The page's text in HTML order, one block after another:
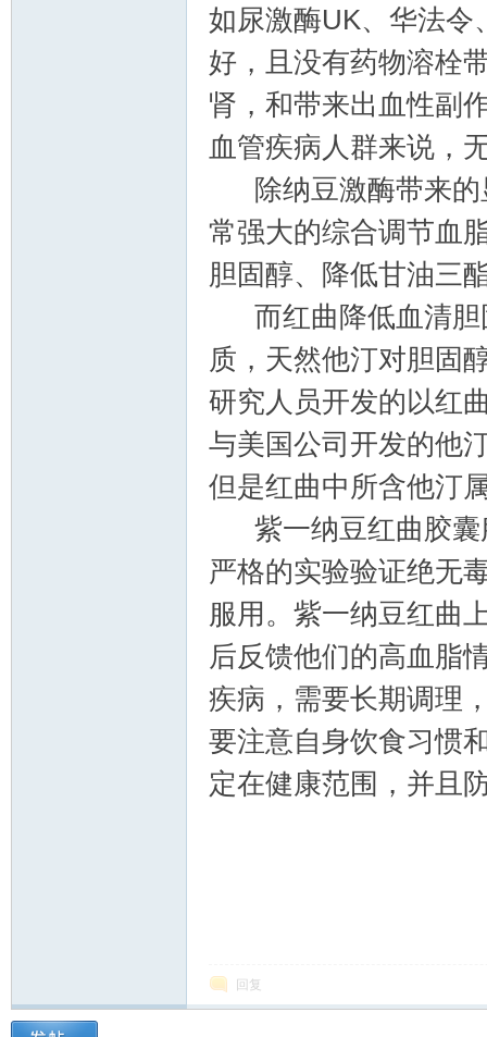
如尿激酶UK、华法令
好，且没有药物溶栓
肾，和带来出血性副
血管疾病人群来说，
除纳豆激酶带来的
常强大的综合调节血
胆固醇、降低甘油三
而红曲降低血清胆
质，天然他汀对胆固
研究人员开发的以红
与美国公司开发的他
但是红曲中所含他汀
紫一纳豆红曲胶囊
严格的实验验证绝无
服用。紫一纳豆红曲
后反馈他们的高血脂
疾病，需要长期调理
要注意自身饮食习惯
定在健康范围，并且
回复